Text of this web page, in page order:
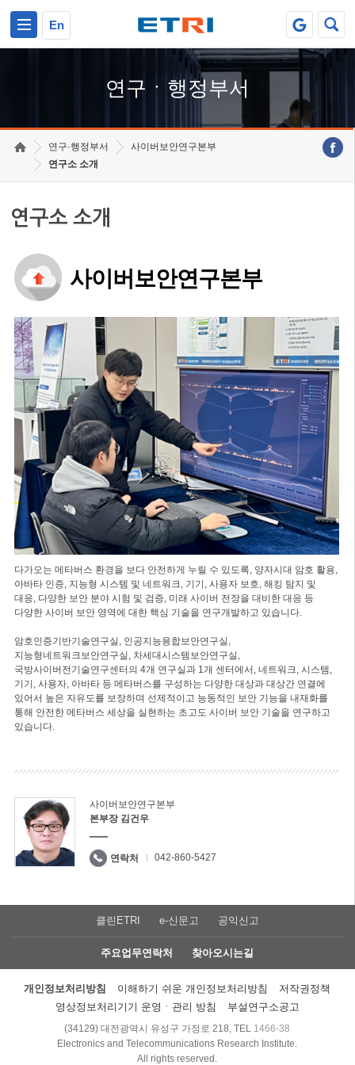
En
연구ㆍ행정부서
연구·행정부서
사이버보안연구본부
연구소 소개
연구소 소개
사이버보안연구본부
다가오는 메타버스 환경을 보다 안전하게 누릴 수 있도록, 양자시대 암호 활용,
아바타 인증, 지능형 시스템 및 네트워크, 기기, 사용자 보호, 해킹 탐지 및
대응, 다양한 보안 분야 시험 및 검증, 미래 사이버 전장을 대비한 대응 등
다양한 사이버 보안 영역에 대한 핵심 기술을 연구개발하고 있습니다.
암호인증기반기술연구실, 인공지능융합보안연구실,
지능형네트워크보안연구실, 차세대시스템보안연구실,
국방사이버전기술연구센터의 4개 연구실과 1개 센터에서, 네트워크, 시스템,
기기, 사용자, 아바타 등 메타버스를 구성하는 다양한 대상과 대상간 연결에
있어서 높은 자유도를 보장하며 선제적이고 능동적인 보안 기능을 내재화를
통해 안전한 메타버스 세상을 실현하는 초고도 사이버 보안 기술을 연구하고
있습니다.
사이버보안연구본부
본부장 김건우
연락처 042-860-5427
클린ETRI e-신문고 공익신고
주요업무연락처 찾아오시는길
개인정보처리방침 이해하기 쉬운 개인정보처리방침
저작권정책
영상정보처리기기 운영ㆍ관리 방침
부설연구소공고
(34129) 대전광역시 유성구 가정로 218, TEL 1466-38
Electronics and Telecommunications Research Institute.
All rights reserved.